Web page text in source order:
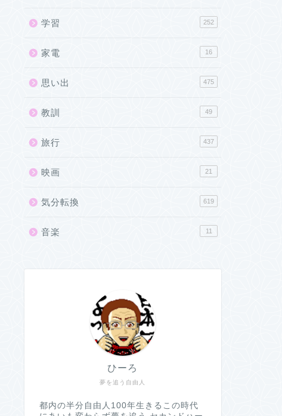
学習 252
家電 16
思い出 475
教訓 49
旅行 437
映画 21
気分転換 619
音楽 11
夢を追う自由人
ひーろ
都内の半分自由人100年生きるこの時代